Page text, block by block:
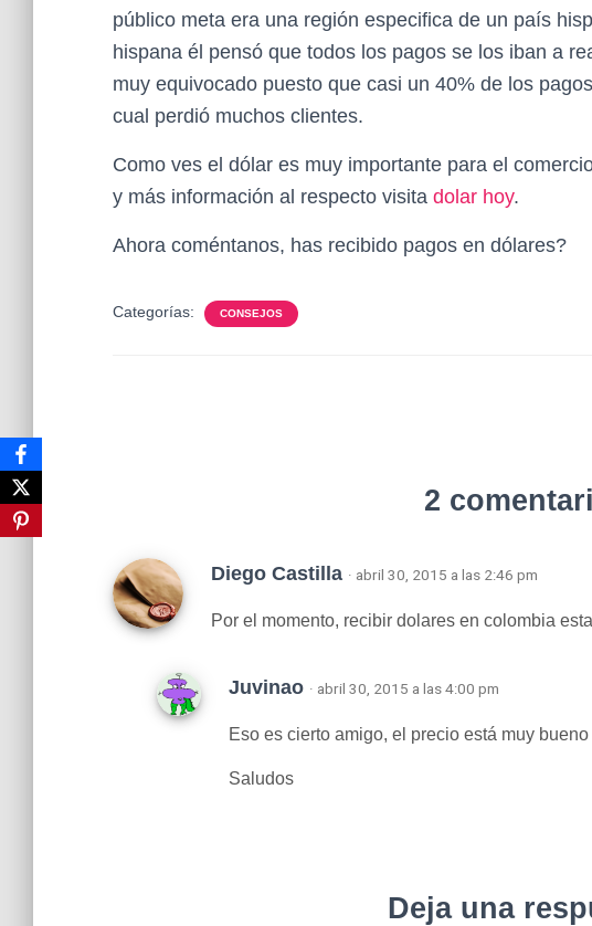
público meta era una región especifica de un país
hispana él pensó que todos los pagos se los iban a
muy equivocado puesto que casi un 40% de los
cual perdió muchos clientes.
Como ves el dólar es muy importante para el
y más información al respecto visita dolar hoy.
Ahora coméntanos, has recibido pagos en dólares?
Categorías: CONSEJOS
2
Diego Castilla · abril 30, 2015 a las 2:46 pm
Por el momento, recibir dolares en colombia
Juvinao · abril 30, 2015 a las 4:00 pm
Eso es cierto amigo, el precio está muy
Saludos
Deja una